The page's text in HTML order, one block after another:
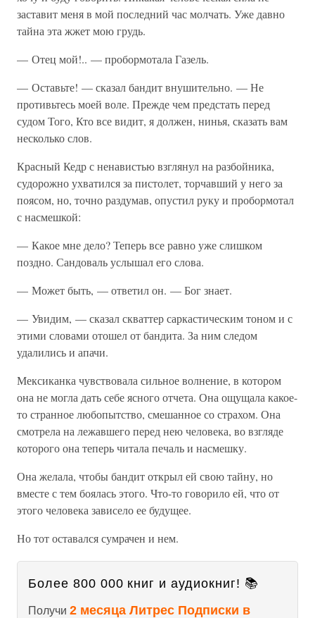
заставит меня в мой последний час молчать. Уже давно
тайна эта жжет мою грудь.
— Отец мой!.. — пробормотала Газель.
— Оставьте! — сказал бандит внушительно. — Не
противьтесь моей воле. Прежде чем предстать перед
судом Того, Кто все видит, я должен, нинья, сказать вам
несколько слов.
Красный Кедр с ненавистью взглянул на разбойника,
судорожно ухватился за пистолет, торчавший у него за
поясом, но, точно раздумав, опустил руку и пробормотал
с насмешкой:
— Какое мне дело? Теперь все равно уже слишком
поздно. Сандоваль услышал его слова.
— Может быть, — ответил он. — Бог знает.
— Увидим, — сказал скваттер саркастическим тоном и с
этими словами отошел от бандита. За ним следом
удалились и апачи.
Мексиканка чувствовала сильное волнение, в котором
она не могла дать себе ясного отчета. Она ощущала какое-
то странное любопытство, смешанное со страхом. Она
смотрела на лежавшего перед нею человека, во взгляде
которого она теперь читала печаль и насмешку.
Она желала, чтобы бандит открыл ей свою тайну, но
вместе с тем боялась этого. Что-то говорило ей, что от
этого человека зависело ее будущее.
Но тот оставался сумрачен и нем.
Более 800 000 книг и аудиокниг! 📚
Получи 2 месяца Литрес Подписки в